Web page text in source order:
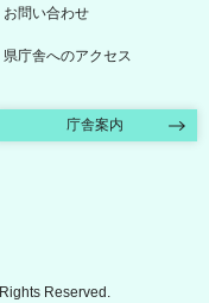
お問い合わせ
県庁舎へのアクセス
庁舎案内
Reserved.